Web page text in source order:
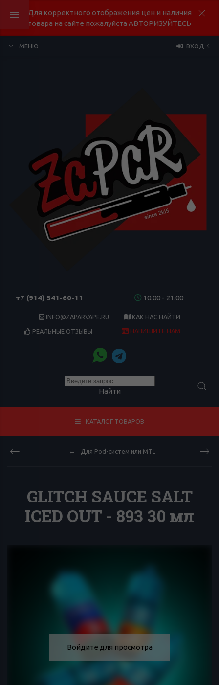
Для корректного отображения цен и наличия
товара на сайте пожалуйста АВТОРИЗУЙТЕСЬ
МЕНЮ ВХОД
+7 (914) 541-60-11 10:00 - 21:00
INFO@ZAPARVAPE.RU КАК НАС НАЙТИ
РЕАЛЬНЫЕ ОТЗЫВЫ НАПИШИТЕ НАМ
Найти
КАТАЛОГ ТОВАРОВ
Для Pod-систем или MTL
GLITCH SAUCE SALT
ICED OUT - 893 30 мл
Войдите для просмотра